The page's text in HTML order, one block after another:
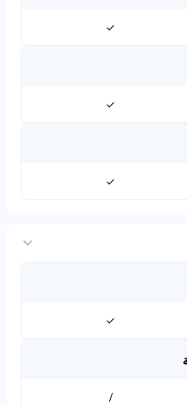
✓
✓
✓
✓
/